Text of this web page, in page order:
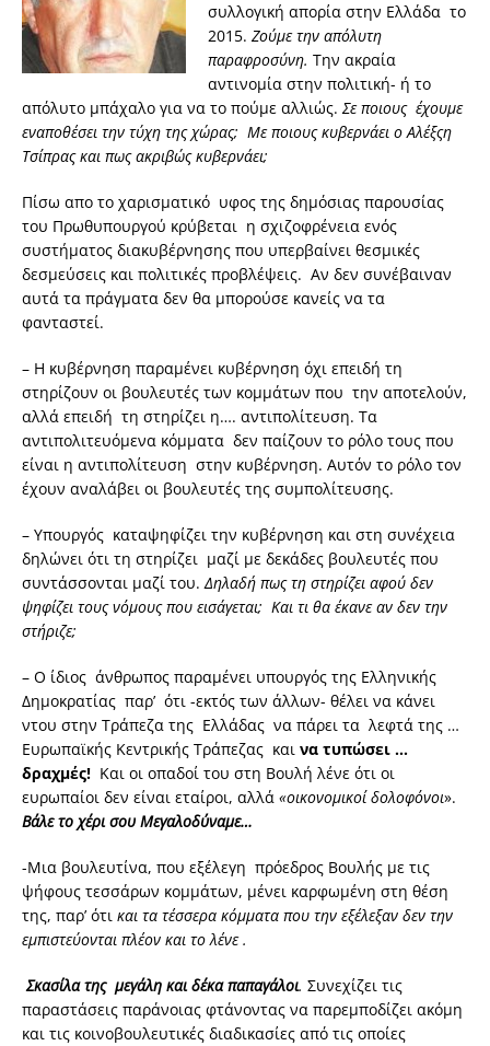
συλλογική απορία στην Ελλάδα το
2015. Ζούμε την απόλυτη
παραφροσύνη. Την ακραία
αντινομία στην πολιτική- ή το
απόλυτο μπάχαλο για να το πούμε αλλιώς.Σε ποιους έχουμε
εναποθέσει την τύχη της χώρας; Με ποιους κυβερνάει ο Αλέξςη
Τσίπρας και πως ακριβώς κυβερνάει;
Πίσω απο το χαρισματικό υφος της δημόσιας παρουσίας
του Πρωθυπουργού κρύβεται η σχιζοφρένεια ενός
συστήματος διακυβέρνησης που υπερβαίνει θεσμικές
δεσμεύσεις και πολιτικές προβλέψεις. Αν δεν συνέβαιναν
αυτά τα πράγματα δεν θα μπορούσε κανείς να τα
φανταστεί.
– Η κυβέρνηση παραμένει κυβέρνηση όχι επειδή τη
στηρίζουν οι βουλευτές των κομμάτων που την αποτελούν,
αλλά επειδή τη στηρίζει η…. αντιπολίτευση. Τα
αντιπολιτευόμενα κόμματα δεν παίζουν το ρόλο τους που
είναι η αντιπολίτευση στην κυβέρνηση. Αυτόν το ρόλο τον
έχουν αναλάβει οι βουλευτές της συμπολίτευσης.
– Υπουργός καταψηφίζει την κυβέρνηση και στη συνέχεια
δηλώνει ότι τη στηρίζει μαζί με δεκάδες βουλευτές που
συντάσσονται μαζί του.Δηλαδή πως τη στηρίζει αφού δεν
ψηφίζει τους νόμους που εισάγεται; Και τι θα έκανε αν δεν την
στήριζε;
– Ο ίδιος άνθρωπος παραμένει υπουργός της Ελληνικής
Δημοκρατίας παρ’ ότι -εκτός των άλλων- θέλει να κάνει
ντου στην Τράπεζα της Ελλάδας να πάρει τα λεφτά της …
Ευρωπαϊκής Κεντρικής Τράπεζας και να τυπώσει …
δραχμές! Και οι οπαδοί του στη Βουλή λένε ότι οι
ευρωπαίοι δεν είναι εταίροι, αλλά «οικονομικοί δολοφόνοι».
Βάλε το χέρι σου Μεγαλοδύναμε…
-Μια βουλευτίνα, που εξέλεγη πρόεδρος Βουλής με τις
ψήφους τεσσάρων κομμάτων, μένει καρφωμένη στη θέση
της, παρ’ ότι και τα τέσσερα κόμματα που την εξέλεξαν δεν την
εμπιστεύονται πλέον και το λένε .
Σκασίλα της μεγάλη και δέκα παπαγάλοι. Συνεχίζει τις
παραστάσεις παράνοιας φτάνοντας να παρεμποδίζει ακόμη
και τις κοινοβουλευτικές διαδικασίες από τις οποίες